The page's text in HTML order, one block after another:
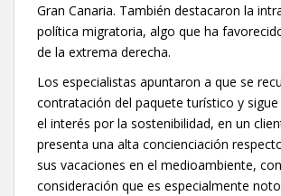
Gran Canaria. También destacaron la
política migratoria, algo que ha
de la extrema derecha.
Los especialistas apuntaron a que se
contratación del paquete turístico y
el interés por la sostenibilidad, en un
presenta una alta concienciación
sus vacaciones en el medioambiente,
consideración que es especialmente